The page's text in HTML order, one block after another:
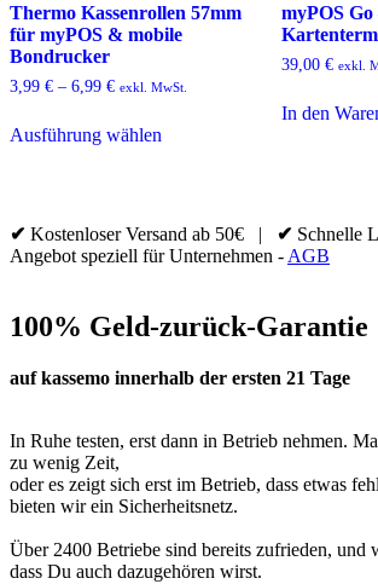
Thermo Kassenrollen 57mm
für myPOS & mobile
Bondrucker
3,99 € – 6,99 € exkl. MwSt.
Ausführung wählenProdukt
auf.
Die
Optionen
der
gewählt
myPOS Go
39,00 € exkl.
In den
✔ Kostenloser Versand ab 50€ | ✔ Schnelle
Angebot speziell für Unternehmen -AGB
100% Geld-zurück-Garantie
auf kassemo innerhalb der ersten 21 Tage
In Ruhe testen, erst dann in Betrieb nehmen.
zu wenig Zeit,
oder es zeigt sich erst im Betrieb, dass etwas
bieten wir ein Sicherheitsnetz.
Über 2400 Betriebe sind bereits zufrieden, und
dass Du auch dazugehören wirst.